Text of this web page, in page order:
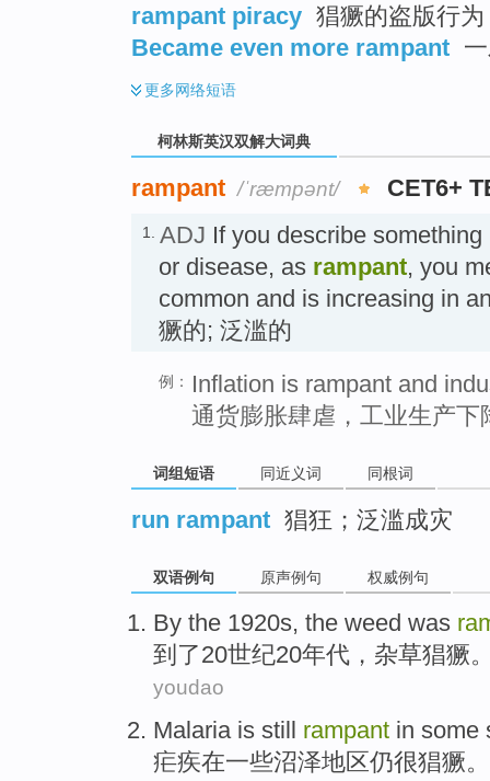
rampant piracy 猖獗的盗版行为
Became even more rampant
更多网络短语
柯林斯英汉双解大词典
rampant /ˈræmpənt/ CET6+
1. ADJ If you describe
or disease, as rampant, you
common and is increasing in
獗的; 泛滥的
例：
Inflation is rampant and
通货膨胀肆虐，工业生产下
词组短语 同近义词 同根词
run rampant 猖狂；泛滥成灾
双语例句 原声例句 权威例句
By the 1920s, the weed was
到了20世纪20年代 ， 杂草猖獗
youdao
Malaria is still rampant in some
疟疾在一些沼泽地区仍很猖獗。